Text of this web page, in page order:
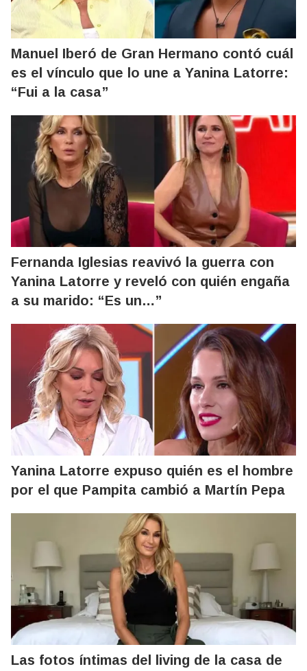
Manuel Iberó de Gran Hermano contó cuál
es el vínculo que lo une a Yanina Latorre:
“Fui a la casa”
Fernanda Iglesias reavivó la guerra con
Yanina Latorre y reveló con quién engaña
a su marido: “Es un…”
Yanina Latorre expuso quién es el hombre
por el que Pampita cambió a Martín Pepa
Las fotos íntimas del living de la casa de